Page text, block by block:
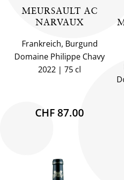
MEURSAULT AC
NARVAUX
Frankreich, Burgund
Domaine Philippe Chavy
2022
75 cl
CHF 87.00